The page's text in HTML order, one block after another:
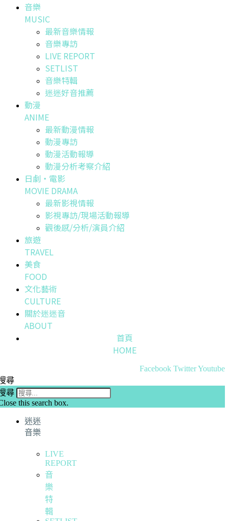
音樂
MUSIC
最新音樂情報
音樂專訪
LIVE REPORT
SETLIST
音樂特輯
迷迷好音推薦
動漫
ANIME
最新動漫情報
動漫專訪
動漫活動報導
動漫分析考察介紹
日劇・電影
MOVIE DRAMA
最新影視情報
影視專訪/現場活動報導
觀後感/分析/演員介紹
旅遊
TRAVEL
美食
FOOD
文化藝術
CULTURE
關於迷迷音
ABOUT
首頁
HOME
Facebook TwitterYoutube
尋
尋
this search box.
迷迷
音樂
LIVE
REPORT
音
樂
特
輯